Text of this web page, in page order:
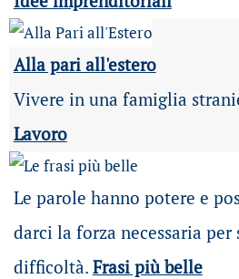
Alla pari all'estero
Vivere in una famiglia
Lavoro
Le parole hanno potere e
darci la forza necessaria per
difficoltà. Frasi più belle